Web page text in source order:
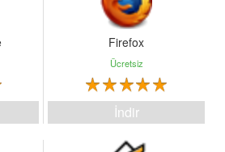
Firefox
Ücretsiz
İndir